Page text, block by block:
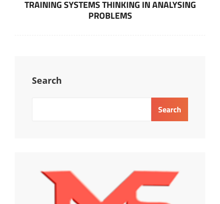
TRAINING SYSTEMS THINKING IN ANALYSING
PROBLEMS
Search
Search